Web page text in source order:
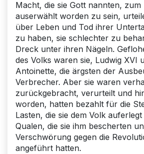
Macht, die sie Gott nannten,
auserwählt worden zu sein,
über Leben und Tod ihrer
zu haben, sie schlechter zu
Dreck unter ihren Nägeln.
des Volks waren sie, Ludwig XVI
Antoinette, die ärgsten der
Verbrecher. Aber sie waren
zurückgebracht, verurteilt und
worden, hatten bezahlt für die
Lasten, die sie dem Volk
Qualen, die sie ihm bescherten
Verschwörung gegen die
angeführt hatten.